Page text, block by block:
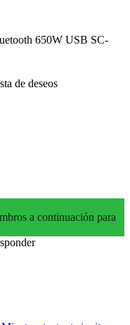
650W USB SC-
de deseos
a continuación para